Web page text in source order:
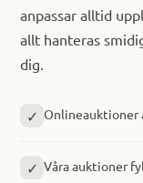
anpassar alltid
allt hanteras
dig.
Onlineauktioner
Våra auktioner